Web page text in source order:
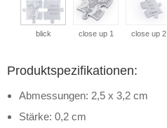
blick close up 1 close up 2
Produktspezifikationen:
Abmessungen: 2,5 x 3,2 cm
Stärke: 0,2 cm